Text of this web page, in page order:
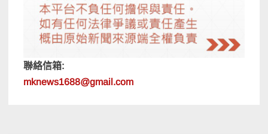
聯絡信箱:
mknews1688@gmail.com